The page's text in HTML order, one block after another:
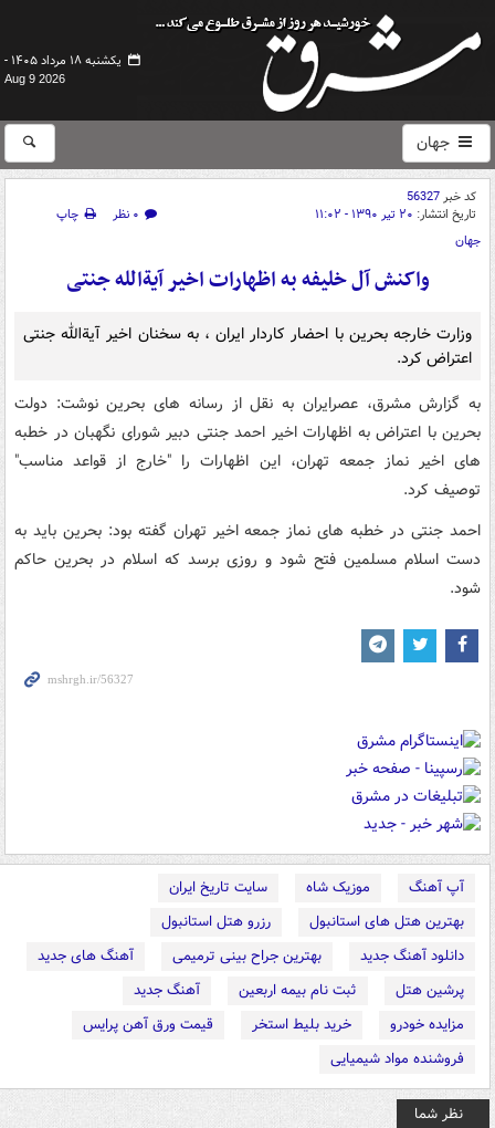
یکشنبه ۱۸ مرداد ۱۴۰۵ -
Aug 9 2026
جهان
کد خبر56327
تاریخ انتشار: ۲۰ تیر ۱۳۹۰ - ۱۱:۰۲ ۰ نظر
چاپ
جهان
واکنش آل خلیفه به اظهارات اخیر آیةالله جنتی
وزارت خارجه بحرین با احضار کاردار ایران ، به سخنان اخیر آیةالله جنتی
اعتراض کرد.
به گزارش مشرق، عصرایران به نقل از رسانه های بحرین نوشت: دولت
بحرین با اعتراض به اظهارات اخیر احمد جنتی دبیر شورای نگهبان در خطبه
های اخیر نماز جمعه تهران، این اظهارات را "خارج از قواعد مناسب"
توصیف کرد.
احمد جنتی در خطبه های نماز جمعه اخیر تهران گفته بود: بحرین باید به
دست اسلام مسلمین فتح شود و روزی برسد که اسلام در بحرین حاکم
شود.
آپ آهنگ موزیک شاه
سایت تاریخ ایران
بهترین هتل های استانبول
رزرو هتل استانبول
دانلود آهنگ جدید
بهترین جراح بینی ترمیمی
آهنگ های جدید
پرشین هتل
ثبت نام بیمه اربعین
آهنگ جدید
مزایده خودرو
خرید بلیط استخر
قیمت ورق آهن پرایس
فروشنده مواد شیمیایی
نظر شما